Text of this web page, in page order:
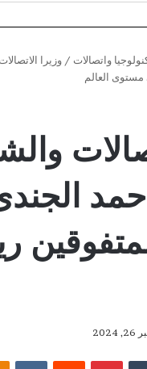
واتصالات / وزيرا
مستوى العالم
بينتيريست
walut